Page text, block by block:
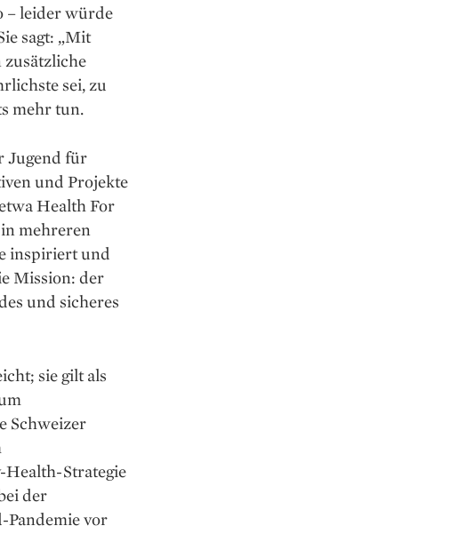
– leider würde
sagt: „Mit
sei, zu
mehr tun.
Jugend für
und Projekte
Health For
mehreren
inspiriert und
Mission: der
und sicheres
sie gilt als
Schweizer
Health-Strategie
der
Pandemie vor